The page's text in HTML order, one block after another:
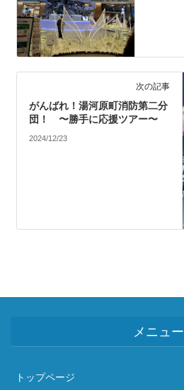
次の記事
がんばれ！湯河原町消防第二分
団！ 〜勝手に応援ツアー〜
2024/12/23
メニュー
トップページ